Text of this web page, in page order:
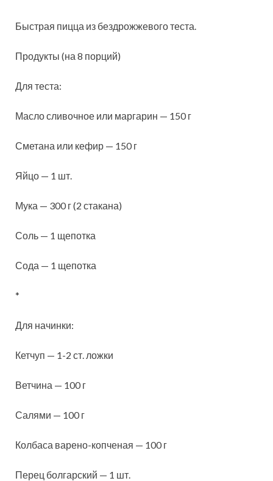
Быстрая пицца из бездрожжевого теста.
Продукты (на 8 порций)
Для теста:
Масло сливочное или маргарин — 150 г
Сметана или кефир — 150 г
Яйцо — 1 шт.
Мука — 300 г (2 стакана)
Соль — 1 щепотка
Сода — 1 щепотка
*
Для начинки:
Кетчуп — 1-2 ст. ложки
Ветчина — 100 г
Салями — 100 г
Колбаса варено-копченая — 100 г
Перец болгарский — 1 шт.